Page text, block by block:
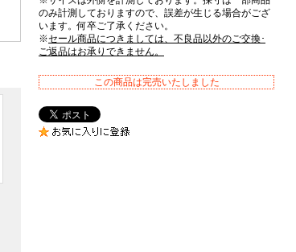
のみ計測しておりますので、誤差が生じる場合がござ
います。何卒ご了承ください。
※セール商品につきましては、不良品以外のご交換･
ご返品はお承りできません。
この商品は完売いたしました